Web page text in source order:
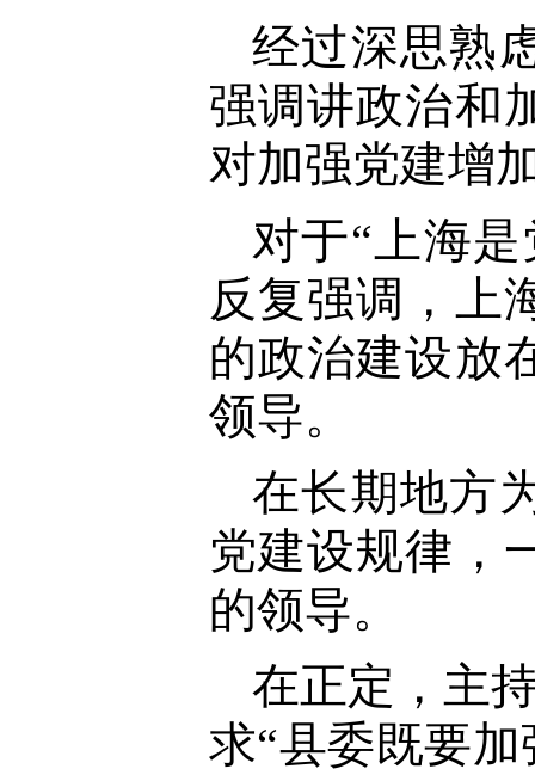
经过深思熟
强调讲政治和
对加强党建增
对于“上海
反复强调，上
的政治建设放
领导。
在长期地方
党建设规律，
的领导。
在正定，主
求“县委既要